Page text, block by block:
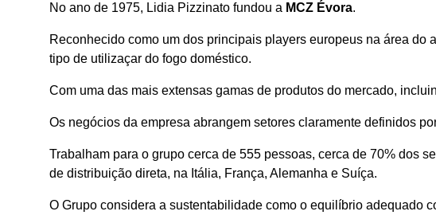
No ano de 1975, Lidia Pizzinato fundou a MCZ Évora.
Reconhecido como um dos principais players europeus na área do
tipo de utilizaçar do fogo doméstico.
Com uma das mais extensas gamas de produtos do mercado,
Os negócios da empresa abrangem setores claramente definidos
Trabalham para o grupo cerca de 555 pessoas, cerca de 70% dos
de distribuição direta, na Itália, França, Alemanha e Suíça.
O Grupo considera a sustentabilidade como o equilíbrio adequado